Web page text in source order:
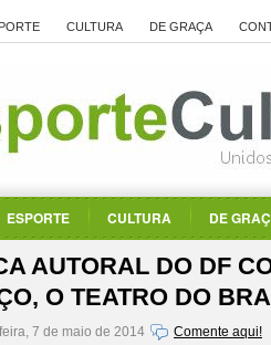
CULTURA DE GRAÇA
ESPORTE CULTURA DE
AUTORAL DO DF
O TEATRO DO
7 de maio de 2014 Comente aqui!